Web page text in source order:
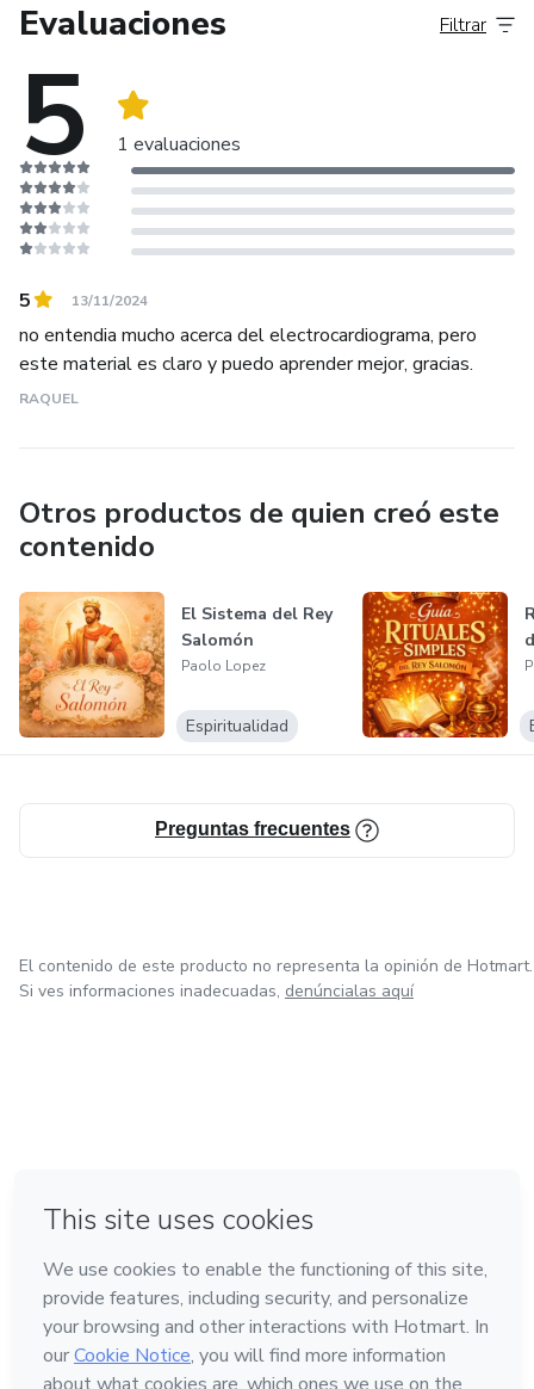
Evaluaciones
5 1 evaluaciones
Filtrar
5 13/11/2024
no entendia mucho acerca del electrocardiograma, pero
este material es claro y puedo aprender mejor, gracias.
RAQUEL
Otros productos de quien creó este
contenido
El Sistema del Rey
Salomón
Paolo Lopez
Espiritualidad
Preguntas frecuentes
El contenido de este producto no representa la opinión de Hotmart.
Si ves informaciones inadecuadas, denúncialas aquí
Hecho con❤ en Belo Horizonte
Conoce Hotmart